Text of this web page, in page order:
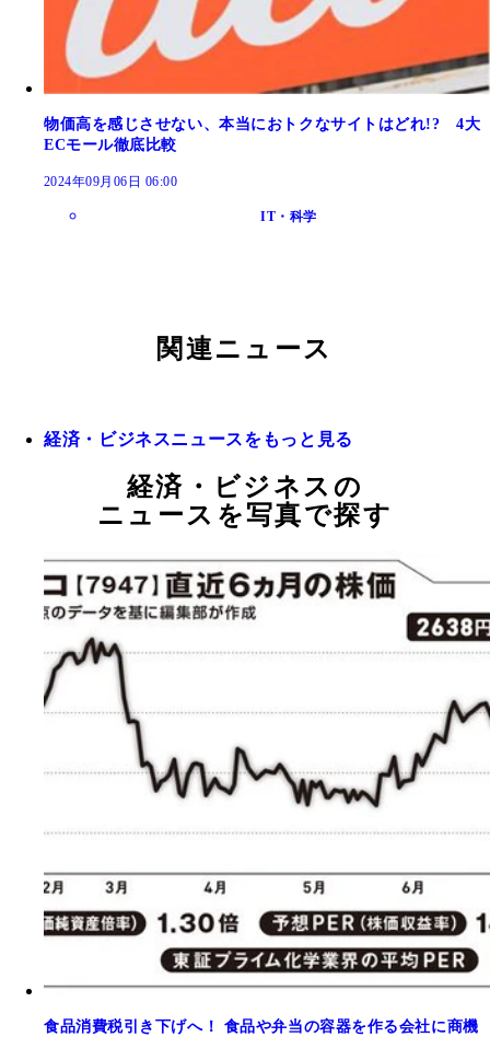
物価高を感じさせない、本当におトクなサイトはどれ!? 4大
ECモール徹底比較
2024年09月06日 06:00
IT・科学
関連ニュース
経済・ビジネスニュースをもっと見る
経済・ビジネスの
ニュースを写真で探す
食品消費税引き下げへ！ 食品や弁当の容器を作る会社に商機